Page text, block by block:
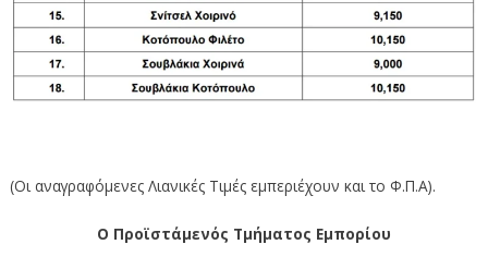
(Οι αναγραφόμενες Λιανικές Τιμές εμπεριέχουν και το Φ.Π.Α).
Ο Προϊστάμενός Τμήματος Εμπορίου